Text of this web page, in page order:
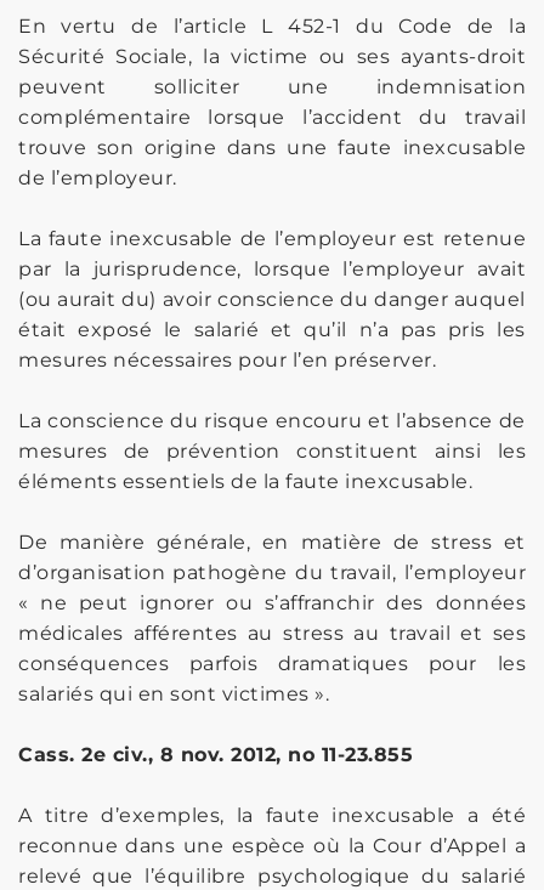
En vertu de l’article L 452-1 du Code de la
Sécurité Sociale, la victime ou ses ayants-droit
peuvent solliciter une indemnisation
complémentaire lorsque l’accident du travail
trouve son origine dans une faute inexcusable
de l’employeur.
La faute inexcusable de l’employeur est retenue
par la jurisprudence, lorsque l’employeur avait
(ou aurait du) avoir conscience du danger auquel
était exposé le salarié et qu’il n’a pas pris les
mesures nécessaires pour l’en préserver.
La conscience du risque encouru et l’absence de
mesures de prévention constituent ainsi les
éléments essentiels de la faute inexcusable.
De manière générale, en matière de stress et
d’organisation pathogène du travail, l’employeur
« ne peut ignorer ou s’affranchir des données
médicales afférentes au stress au travail et ses
conséquences parfois dramatiques pour les
salariés qui en sont victimes ».
Cass. 2e civ., 8 nov. 2012, no 11-23.855
A titre d’exemples, la faute inexcusable a été
reconnue dans une espèce où la Cour d’Appel a
relevé que l’équilibre psychologique du salarié